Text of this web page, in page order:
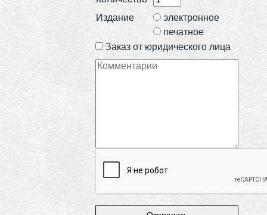
Издание
электронное
печатное
Заказ от юридического лица